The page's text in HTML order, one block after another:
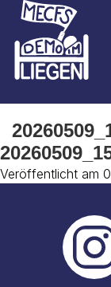
Veröffentlicht am